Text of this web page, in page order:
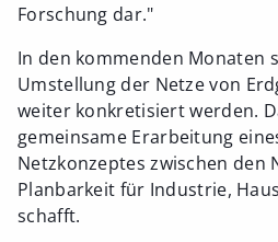
Forschung dar."
In den kommenden Monaten
Umstellung der Netze von
weiter konkretisiert werden.
gemeinsame Erarbeitung
Netzkonzeptes zwischen den
Planbarkeit für Industrie,
schafft.